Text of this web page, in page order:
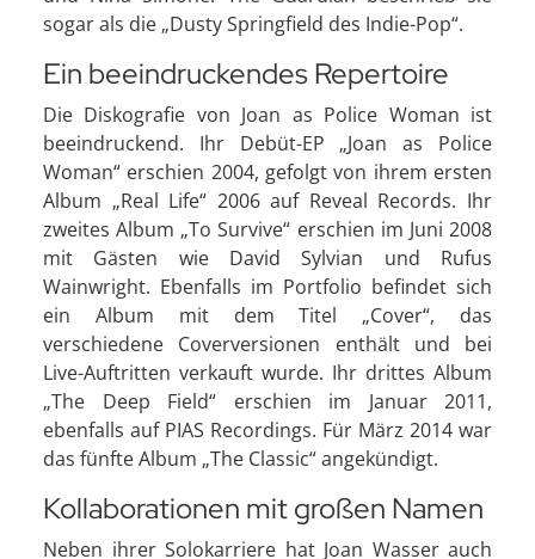
sogar als die „Dusty Springfield des Indie-Pop“.
Ein beeindruckendes Repertoire
Die Diskografie von Joan as Police Woman ist
beeindruckend. Ihr Debüt-EP „Joan as Police
Woman“ erschien 2004, gefolgt von ihrem ersten
Album „Real Life“ 2006 auf Reveal Records. Ihr
zweites Album „To Survive“ erschien im Juni 2008
mit Gästen wie David Sylvian und Rufus
Wainwright. Ebenfalls im Portfolio befindet sich
ein Album mit dem Titel „Cover“, das
verschiedene Coverversionen enthält und bei
Live-Auftritten verkauft wurde. Ihr drittes Album
„The Deep Field“ erschien im Januar 2011,
ebenfalls auf PIAS Recordings. Für März 2014 war
das fünfte Album „The Classic“ angekündigt.
Kollaborationen mit großen Namen
Neben ihrer Solokarriere hat Joan Wasser auch